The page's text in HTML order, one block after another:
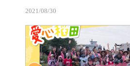
2021/08/30